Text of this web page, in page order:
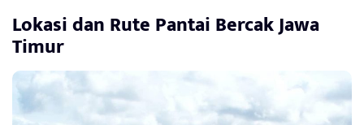
Lokasi dan Rute Pantai Bercak Jawa
Timur